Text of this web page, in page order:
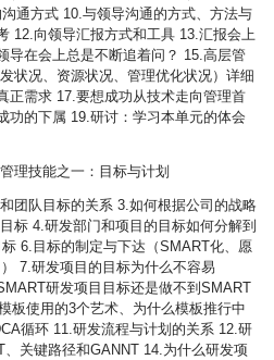
通方式 10.与领导沟通的方式、方法与
12.向领导汇报方式和工具 13.汇报会上
导在会上总是不断追着问？ 15.高层管
状况、资源状况、管理优化状况）详细
正需求 17.要想成功从技术走向管理首
功的下属 19.研讨：学习本单元的体会
理技能之一：目标与计划
团队目标的关系 3.如何根据公司的战略
标 4.研发部门和项目的目标如何分解到
6.目标的制定与下达（SMART化、愿
7.研发项目的目标为什么不容易
研发项目目标还是做不到SMART
板使用的3个艺术、为什么模板推行中
循环 11.研发流程与计划的关系 12.研
关键路径和GANNT 14.为什么研发项